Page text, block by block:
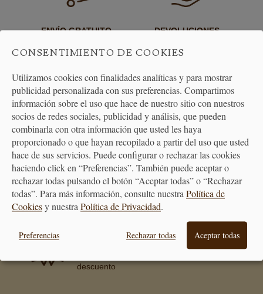
ENVÍO GRATUITO
DEVOLUCIONES
ATENCIÓN
AL CLIENTE
Consigue puntos en tus compras
descuento
CONSENTIMIENTO DE COOKIES
Utilizamos cookies con finalidades analíticas y para mostrar
publicidad personalizada con sus preferencias. Compartimos
información sobre el uso que hace de nuestro sitio con nuestros
socios de redes sociales, publicidad y análisis, que pueden
combinarla con otra información que usted les haya
proporcionado o que hayan recopilado a partir del uso que usted
hace de sus servicios. Puede configurar o rechazar las cookies
haciendo click en “Preferencias”. También puede aceptar o
rechazar todas pulsando el botón “Aceptar todas” o “Rechazar
todas”. Para más información, consulte nuestra Política de
Cookiesy nuestra Política de Privacidad.
Preferencias Rechazar todas Aceptar todas